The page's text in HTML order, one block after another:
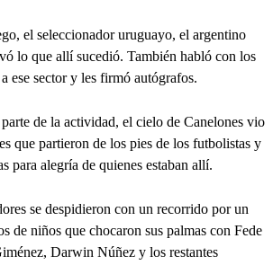
el seleccionador uruguayo, el argentino
lo que allí sucedió. También habló con los
ese sector y les firmó autógrafos.
de la actividad, el cielo de Canelones vio
que partieron de los pies de los futbolistas y
para alegría de quienes estaban allí.
se despidieron con un recorrido por un
de niños que chocaron sus palmas con Fede
Darwin Núñez y los restantes